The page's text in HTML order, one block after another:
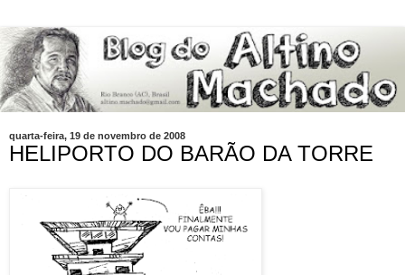
quarta-feira, 19 de novembro de 2008
HELIPORTO DO BARÃO DA TORRE